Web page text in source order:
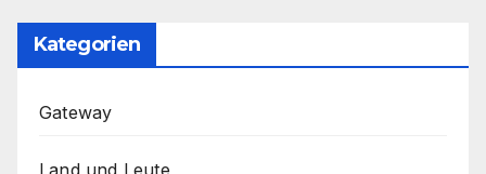
Kategorien
Gateway
Land und Leute